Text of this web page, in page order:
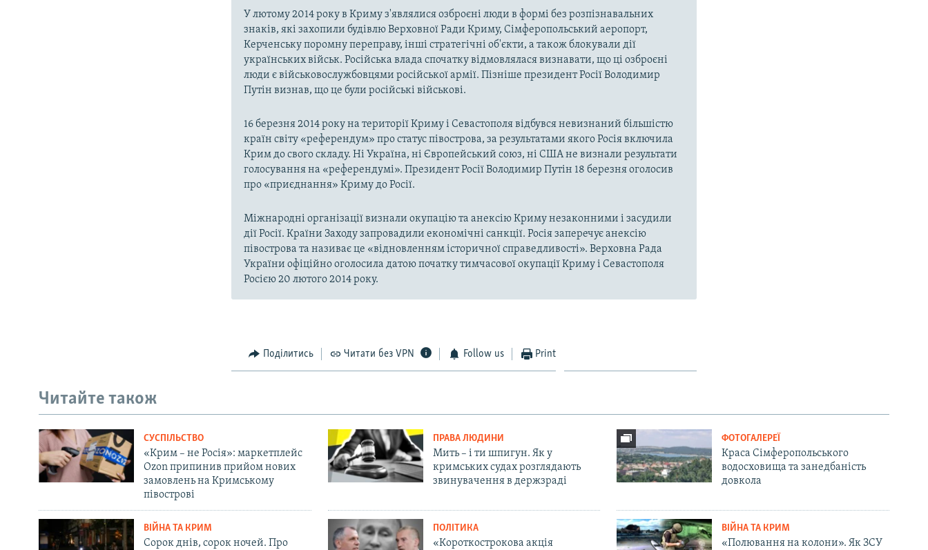
У лютому 2014 року в Криму з'являлися озброєні люди в формі без розпізнавальних
знаків, які захопили будівлю Верховної Ради Криму, Сімферопольський аеропорт,
Керченську поромну переправу, інші стратегічні об'єкти, а також блокували дії
українських військ. Російська влада спочатку відмовлялася визнавати, що ці озброєні
люди є військовослужбовцями російської армії. Пізніше президент Росії Володимир
Путін визнав, що це були російські військові.
16 березня 2014 року на території Криму і Севастополя відбувся невизнаний більшістю
країн світу «референдум» про статус півострова, за результатами якого Росія включила
Крим до свого складу. Ні Україна, ні Європейський союз, ні США не визнали результати
голосування на «референдумі». Президент Росії Володимир Путін 18 березня оголосив
про «приєднання» Криму до Росії.
Міжнародні організації визнали окупацію та анексію Криму незаконними і засудили
дії Росії. Країни Заходу запровадили економічні санкції. Росія заперечує анексію
півострова та називає це «відновленням історичної справедливості». Верховна Рада
України офіційно оголосила датою початку тимчасової окупації Криму і Севастополя
Росією 20 лютого 2014 року.
Поділитись Читати без VPN Follow us Print
Читайте також
СУСПІЛЬСТВО
«Крим – не Росія»: маркетплейс
Ozon припинив прийом нових
замовлень на Кримському
півострові
ПРАВА ЛЮДИНИ
Мить – і ти шпигун. Як у
кримських судах розглядають
звинувачення в держзраді
ФОТОГАЛЕРЕЇ
Краса Сімферопольського
водосховища та занедбаність
довкола
ВІЙНА ТА КРИМ
Сорок днів, сорок ночей. Про
ПОЛІТИКА
«Короткострокова акція
ВІЙНА ТА КРИМ
«Полювання на колони». Як ЗСУ